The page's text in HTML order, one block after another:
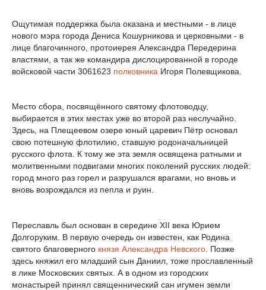
Ощутимая поддержка была оказана и местными - в лице
нового мэра города Дениса Кошурникова и церковными - в
лице благочинного, протоиерея Александра Передерина
властями, а так же командира дислоцированной в городе
войсковой части 3061623 полковника Игоря Полевщикова.
Место сбора, посвящённого святому флотоводцу,
выбирается в этих местах уже во второй раз неслучайно.
Здесь, на Плещеевом озере юный царевич Пётр основал
свою потешную флотилию, ставшую родоначальницей
русского флота. К тому же эта земля освящена ратными и
молитвенными подвигами многих поколений русских людей:
город много раз горел и разрушался врагами, но вновь и
вновь возрождался из пепла и руин.
Переславль был основан в середине XII века Юрием
Долгоруким. В первую очередь он известен, как Родина
святого благоверного князя Александра Невского . Позже
здесь княжил его младший сын Даниил, тоже прославленный
в лике Московских святых. А в одном из городских
монастырей принял священнический сан игумен земли